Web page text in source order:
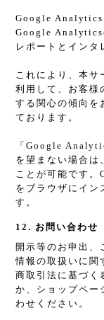
Google Analytics
Google Analytics
レポートとインタ
これにより、本
利用して、お客様
する関心の傾向を
ております。
「Google
を望まない場合は
ことが可能です
をブラウザにイン
す。
12. お問い合わせ
開示等のお申出、
情報の取扱いに関
商取引法に基づく
か、ショップペー
わせください。